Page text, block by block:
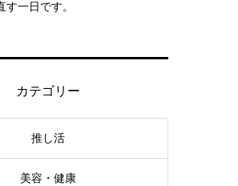
一日です。
カテゴリー
推し活
美容・健康